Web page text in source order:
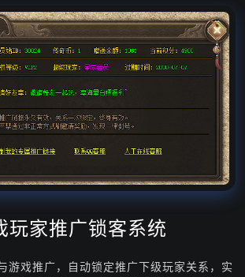
玩家推广锁客系统
游戏推广，自动锁定推广下级玩家关系，实